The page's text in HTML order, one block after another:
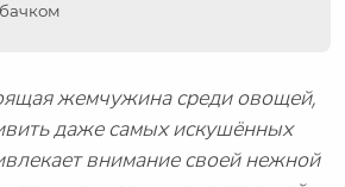
жемчужина среди овощей,
даже самых искушённых
внимание своей нежной